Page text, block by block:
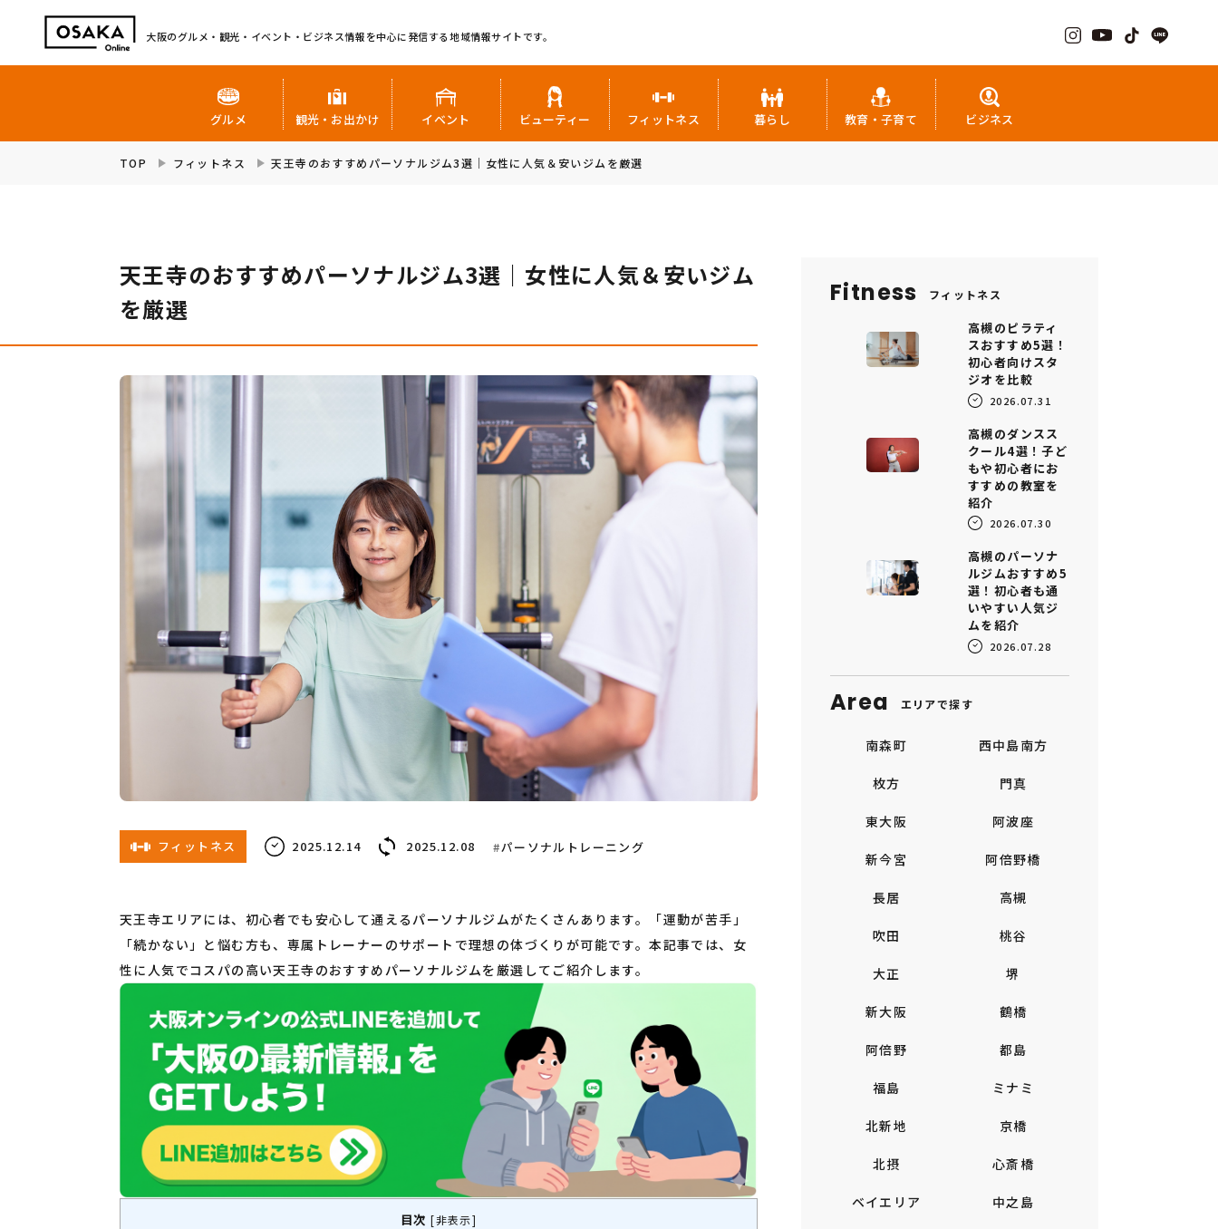
大阪のグルメ・観光・イベント・ビジネス情報を中心に発信する地域情報サイトです。
グルメ 観光・お出かけ イベント ビューティー フィットネス 暮らし 教育・子育て ビジネス
TOP フィットネス 天王寺のおすすめパーソナルジム3選｜女性に人気＆安いジムを厳選
天王寺のおすすめパーソナルジム3選｜女性に人気＆安いジム
を厳選
フィットネス 2025.12.14 2025.12.08 パーソナルトレーニング
天王寺エリアには、初心者でも安心して通えるパーソナルジムがたくさんあります。「運動が苦手」
「続かない」と悩む方も、専属トレーナーのサポートで理想の体づくりが可能です。本記事では、女
性に人気でコスパの高い天王寺のおすすめパーソナルジムを厳選してご紹介します。
目次 [非表示]
Fitness フィットネス
高槻のピラティ
スおすすめ5選！
初心者向けスタ
ジオを比較
2026.07.31
高槻のダンスス
クール4選！子ど
もや初心者にお
すすめの教室を
紹介
2026.07.30
高槻のパーソナ
ルジムおすすめ5
選！初心者も通
いやすい人気ジ
ムを紹介
2026.07.28
Area エリアで探す
南森町 西中島南方
枚方 門真
東大阪 阿波座
新今宮 阿倍野橋
長居 高槻
吹田 桃谷
大正 堺
新大阪 鶴橋
阿倍野 都島
福島 ミナミ
北新地 京橋
北摂 心斎橋
ベイエリア 中之島